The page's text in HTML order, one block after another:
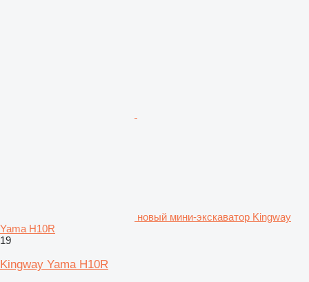
новый мини-экскаватор Kingway
Yama H10R
19
Kingway Yama H10R